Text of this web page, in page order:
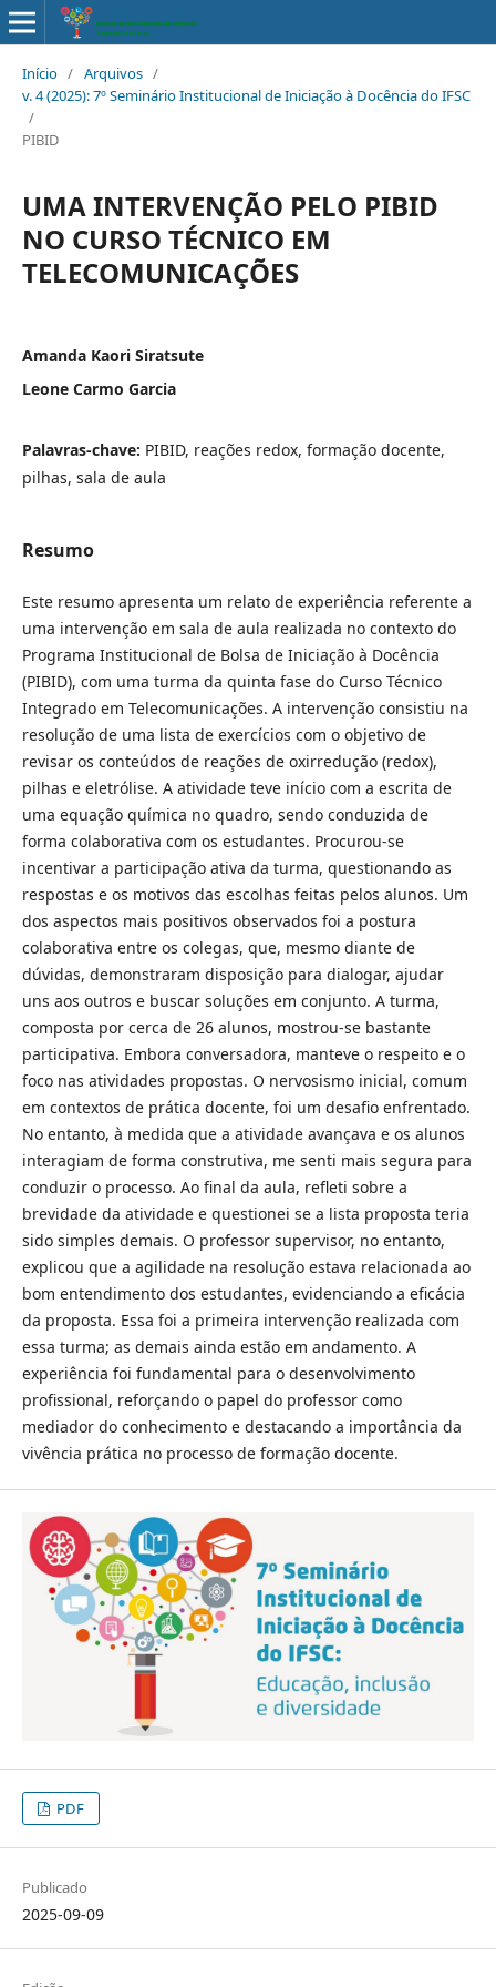
Início / Arquivos /
v. 4 (2025): 7º Seminário Institucional de Iniciação à Docência do IFSC
/
PIBID
UMA INTERVENÇÃO PELO PIBID
NO CURSO TÉCNICO EM
TELECOMUNICAÇÕES
Amanda Kaori Siratsute
Leone Carmo Garcia
Palavras-chave: PIBID, reações redox, formação docente,
pilhas, sala de aula
Resumo
Este resumo apresenta um relato de experiência referente a
uma intervenção em sala de aula realizada no contexto do
Programa Institucional de Bolsa de Iniciação à Docência
(PIBID), com uma turma da quinta fase do Curso Técnico
Integrado em Telecomunicações. A intervenção consistiu na
resolução de uma lista de exercícios com o objetivo de
revisar os conteúdos de reações de oxirredução (redox),
pilhas e eletrólise. A atividade teve início com a escrita de
uma equação química no quadro, sendo conduzida de
forma colaborativa com os estudantes. Procurou-se
incentivar a participação ativa da turma, questionando as
respostas e os motivos das escolhas feitas pelos alunos. Um
dos aspectos mais positivos observados foi a postura
colaborativa entre os colegas, que, mesmo diante de
dúvidas, demonstraram disposição para dialogar, ajudar
uns aos outros e buscar soluções em conjunto. A turma,
composta por cerca de 26 alunos, mostrou-se bastante
participativa. Embora conversadora, manteve o respeito e o
foco nas atividades propostas. O nervosismo inicial, comum
em contextos de prática docente, foi um desafio enfrentado.
No entanto, à medida que a atividade avançava e os alunos
interagiam de forma construtiva, me senti mais segura para
conduzir o processo. Ao final da aula, refleti sobre a
brevidade da atividade e questionei se a lista proposta teria
sido simples demais. O professor supervisor, no entanto,
explicou que a agilidade na resolução estava relacionada ao
bom entendimento dos estudantes, evidenciando a eficácia
da proposta. Essa foi a primeira intervenção realizada com
essa turma; as demais ainda estão em andamento. A
experiência foi fundamental para o desenvolvimento
profissional, reforçando o papel do professor como
mediador do conhecimento e destacando a importância da
vivência prática no processo de formação docente.
PDF
Publicado
2025-09-09